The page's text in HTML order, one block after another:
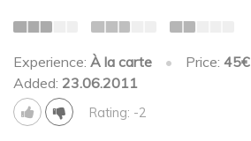
Experience: À la carte • Price:45€
Added: 23.06.2011
Rating: -2